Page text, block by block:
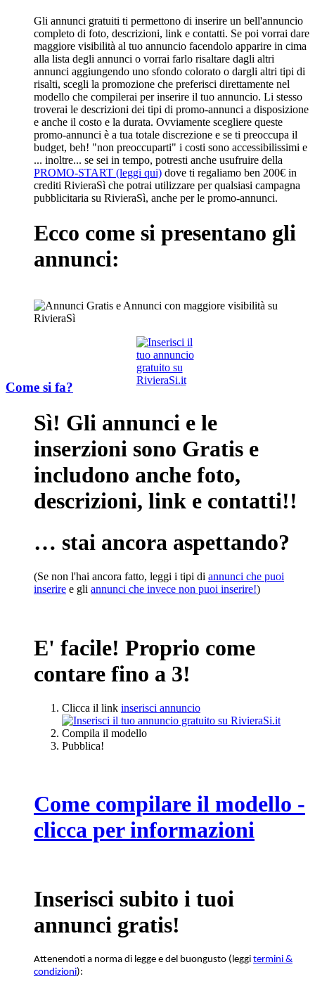
Gli annunci gratuiti ti permettono di inserire un bell'annuncio
completo di foto, descrizioni, link e contatti. Se poi vorrai dare
maggiore visibilità al tuo annuncio facendolo apparire in cima
alla lista degli annunci o vorrai farlo risaltare dagli altri
annunci aggiungendo uno sfondo colorato o dargli altri tipi di
risalti, scegli la promozione che preferisci direttamente nel
modello che compilerai per inserire il tuo annuncio. Li stesso
troverai le descrizioni dei tipi di promo-annunci a disposizione
e anche il costo e la durata. Ovviamente scegliere queste
promo-annunci è a tua totale discrezione e se ti preoccupa il
budget, beh! "non preoccuparti" i costi sono accessibilissimi e
... inoltre... se sei in tempo, potresti anche usufruire della
PROMO-START (leggi qui) dove ti regaliamo ben 200€ in
crediti RivieraSì che potrai utilizzare per qualsiasi campagna
pubblicitaria su RivieraSì, anche per le promo-annunci.
Ecco come si presentano gli
annunci:
Come si fa?
Sì! Gli annunci e le
inserzioni sono Gratis e
includono anche foto,
descrizioni, link e contatti!!
… stai ancora aspettando?
(Se non l'hai ancora fatto, leggi i tipi di annunci che puoi
inserire e gli annunci che invece non puoi inserire!)
E' facile! Proprio come
contare fino a 3!
Clicca il link inserisci annuncio
Compila il modello
Pubblica!
Come compilare il modello -
clicca per informazioni
Inserisci subito i tuoi
annunci gratis!
Attenendoti a norma di legge e del buongusto (leggi termini &
condizioni):